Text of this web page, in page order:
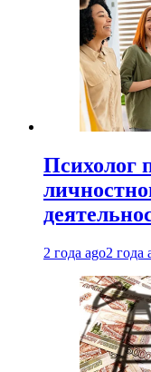
Психолог
2 года ago2 года